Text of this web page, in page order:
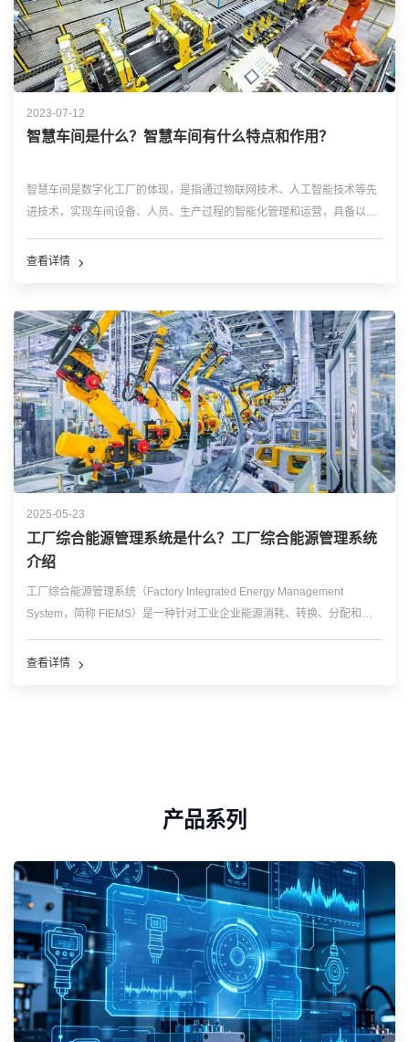
2023-07-12
智慧车间是什么？智慧车间有什么特点和作用？
智慧车间是数字化工厂的体现，是指通过物联网技术、人工智能技术等先
进技术，实现车间设备、人员、生产过程的智能化管理和运营，具备以下
程中的各项任务，如加工、装配、检测等，提高了生产效率和质量。 &...
查看详情
2025-05-23
工厂综合能源管理系统是什么？工厂综合能源管理系统
介绍
工厂综合能源管理系统（Factory Integrated Energy Management
System，简称 FIEMS）是一种针对工业企业能源消耗、转换、分配和利
天然气、可再生能源等）的实时数据，结合先进的信息技术和管理方...…
查看详情
产品系列